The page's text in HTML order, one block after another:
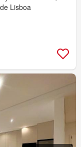
Lisboa